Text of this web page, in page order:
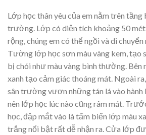
Lớp học thân yêu của em nằm trên tầng
trường. Lớp có diện tích khoảng 50
rộng, chúng em có thể ngồi và di
Tường lớp học sơn màu vàng kem, tạo
bị chói như màu vàng bình thường. Bên
xanh tạo cảm giác thoáng mát. Ngoài
sân trường vươn những tán lá vào
nên lớp học lúc nào cũng râm mát.
học, đập mắt vào là tấm biển lớp màu
trắng nổi bật rất dễ nhận ra. Cửa lớp